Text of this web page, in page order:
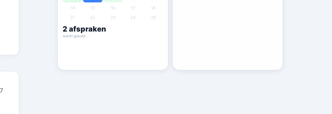
14
15 16 17
18
21
22 23 24 25
9 afspraken
wordt gevuld…